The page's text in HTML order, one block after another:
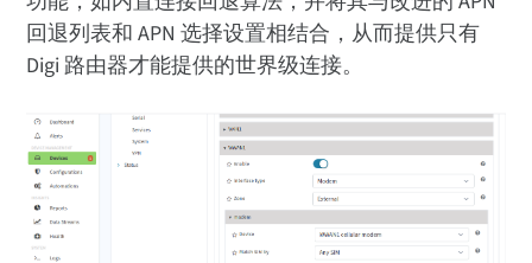
回退列表和 APN 选择设置相结合，从而提供只有
Digi 路由器才能提供的世界级连接。